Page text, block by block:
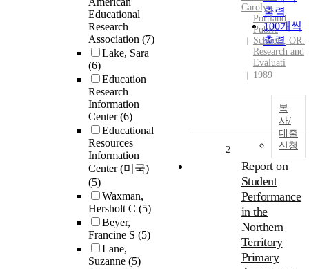
Educational
Research
Association (7)
Lake, Sara
(6)
Education
Research
Information
Center(6)
Educational
Resources
Information
Center (미국)
(5)
Waxman,
Hersholt C (5)
Beyer,
Francine S (5)
Lane,
Suzanne (5)
출력
100개씩
출력
Carolyn
Portland
Public
Schools, OR.
Research and
Evaluati
1989
복
사/
대출
신청
2
Report on
Student
Performance
in the
Northern
Territory
Primary